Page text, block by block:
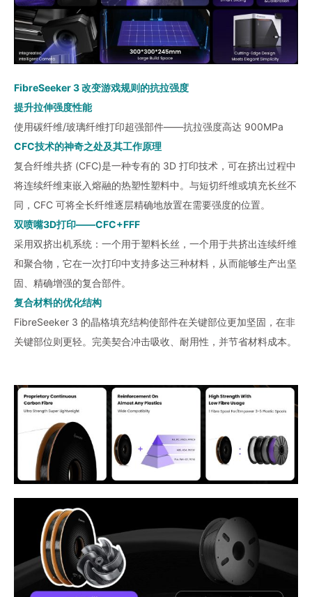
FibreSeeker 3 改变游戏规则的抗拉强度
提升拉伸强度性能
使用碳纤维/玻璃纤维打印超强部件——抗拉强度高达 900MPa
CFC技术的神奇之处及其工作原理
复合纤维共挤 (CFC)是一种专有的 3D 打印技术，可在挤出过程中
将连续纤维束嵌入熔融的热塑性塑料中。与短切纤维或填充长丝不
同，CFC 可将全长纤维逐层精确地放置在需要强度的位置。
双喷嘴3D打印——CFC+FFF
采用双挤出机系统：一个用于塑料长丝，一个用于共挤出连续纤维
和聚合物，它在一次打印中支持多达三种材料，从而能够生产出坚
固、精确增强的复合部件。
复合材料的优化结构
FibreSeeker 3 的晶格填充结构使部件在关键部位更加坚固，在非
关键部位则更轻。完美契合冲击吸收、耐用性，并节省材料成本。